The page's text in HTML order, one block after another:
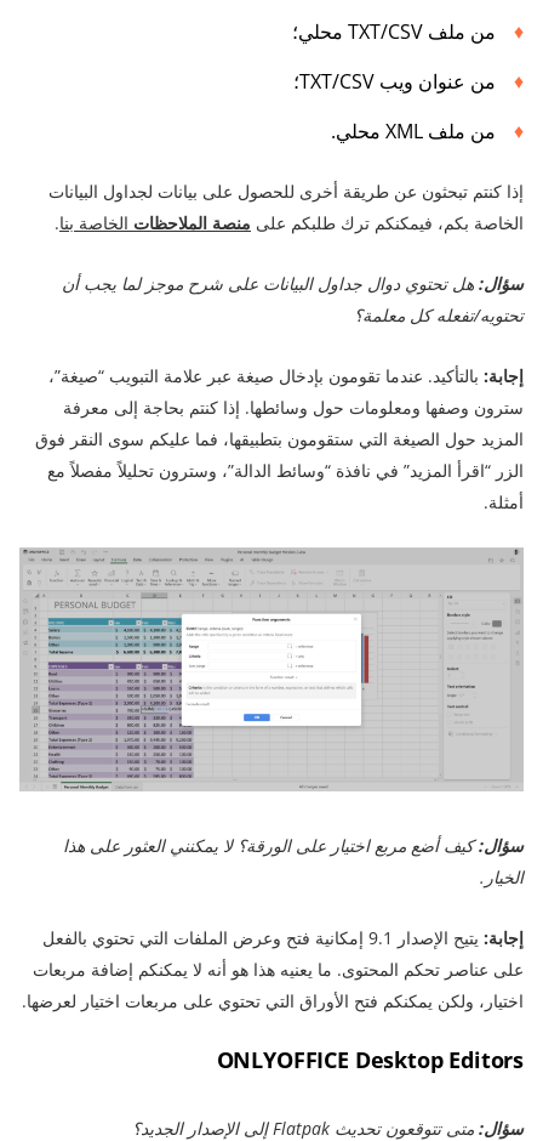
من ملف TXT/CSV محلي؛
من عنوان ويب TXT/CSV؛
من ملف XML محلي.
إذا كنتم تبحثون عن طريقة أخرى للحصول على بيانات لجداول البيانات
الخاصة بكم، فيمكنكم ترك طلبكم على منصة الملاحظات الخاصة بنا.
سؤال: هل تحتوي دوال جداول البيانات على شرح موجز لما يجب أن
تحتويه/تفعله كل معلمة؟
إجابة: بالتأكيد. عندما تقومون بإدخال صيغة عبر علامة التبويب “صيغة”،
سترون وصفها ومعلومات حول وسائطها. إذا كنتم بحاجة إلى معرفة
المزيد حول الصيغة التي ستقومون بتطبيقها، فما عليكم سوى النقر فوق
الزر “اقرأ المزيد” في نافذة “وسائط الدالة”، وسترون تحليلاً مفصلاً مع
أمثلة.
سؤال:كيف أضع مربع اختيار على الورقة؟ لا يمكنني العثور على هذا
الخيار.
إجابة:
يتيح الإصدار 9.1 إمكانية فتح وعرض الملفات التي تحتوي بالفعل
على عناصر تحكم المحتوى. ما يعنيه هذا هو أنه لا يمكنكم إضافة مربعات
اختيار، ولكن يمكنكم فتح الأوراق التي تحتوي على مربعات اختيار لعرضها.
ONLYOFFICE Desktop Editors
سؤال: متى تتوقعون تحديث Flatpak إلى الإصدار الجديد؟